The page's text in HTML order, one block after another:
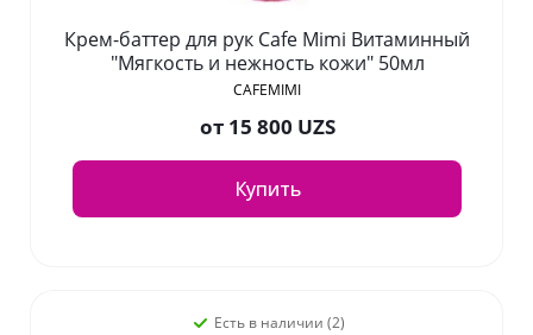
Крем-баттер для рук Cafe Mimi Витаминный
"Мягкость и нежность кожи" 50мл
CAFEMIMI
от 15 800 UZS
Купить
Есть в наличии (2)